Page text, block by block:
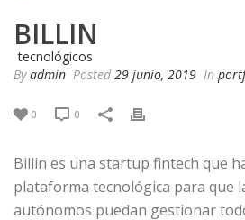
BILLIN
Byadmin Posted 29 junio, 2019 In
0 0
Billin es una startup fintech que
plataforma tecnológica para que
autónomos puedan gestionar